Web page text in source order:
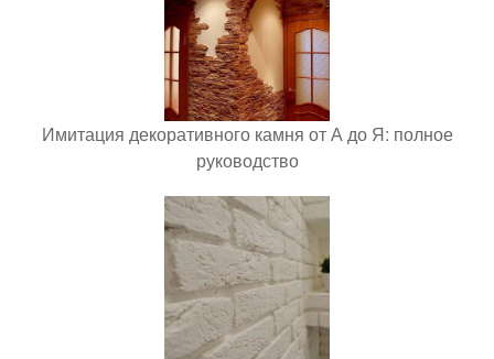
Имитация декоративного камня от А до Я: полное
руководство